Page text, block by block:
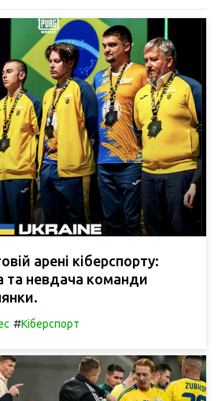
арені кіберспорту:
та невдача команди
#Кіберспорт